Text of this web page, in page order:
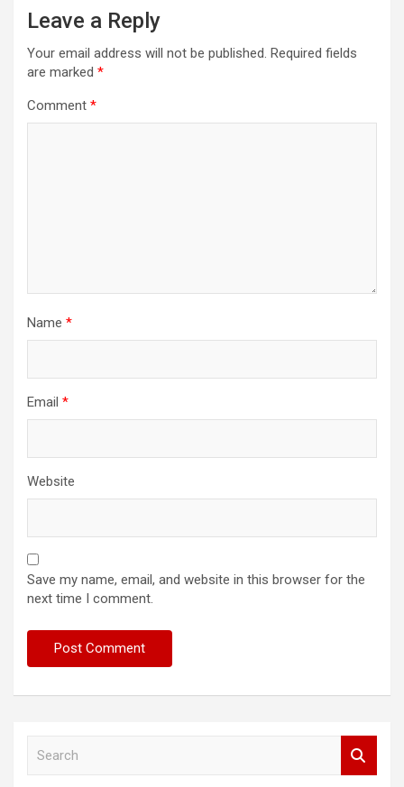
Leave a Reply
Your email address will not be published. Required fields
are marked *
Comment *
Name *
Email *
Website
Save my name, email, and website in this browser for the
next time I comment.